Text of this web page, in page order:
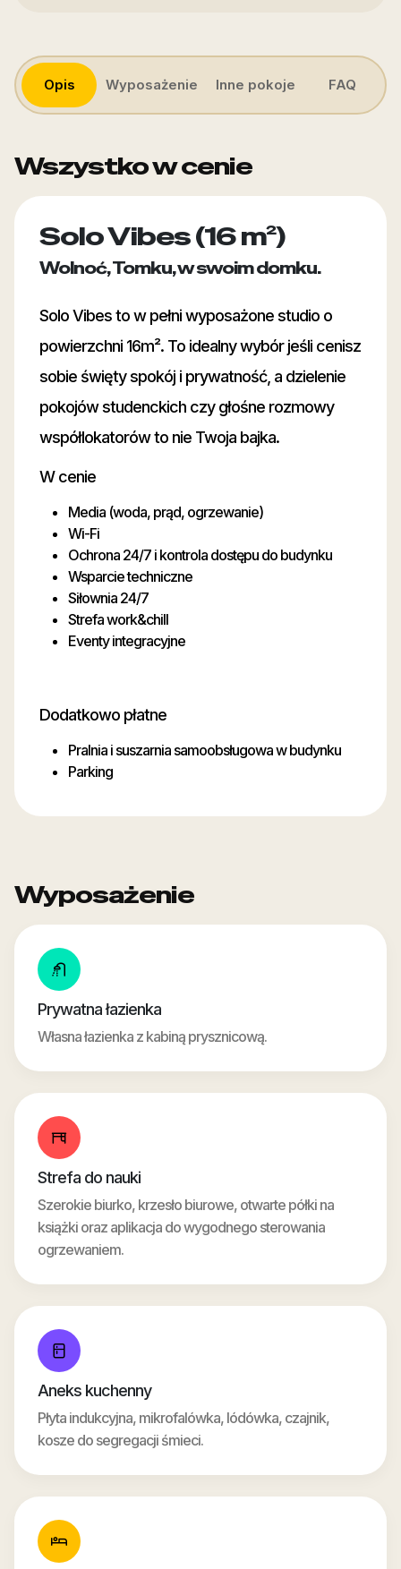
Opis Wyposażenie Inne pokoje FAQ
Wszystko w cenie
Solo Vibes (16 m²)
Wolnoć, Tomku, w swoim domku.
Solo Vibes to w pełni wyposażone studio o
powierzchni 16m². To idealny wybór jeśli cenisz
sobie święty spokój i prywatność, a dzielenie
pokojów studenckich czy głośne rozmowy
współlokatorów to nie Twoja bajka.
W cenie
Media (woda, prąd, ogrzewanie)
Wi-Fi
Ochrona 24/7 i kontrola dostępu do budynku
Wsparcie techniczne
Siłownia 24/7
Strefa work&chill
Eventy integracyjne
Dodatkowo płatne
Pralnia i suszarnia samoobsługowa w budynku
Parking
Wyposażenie
Prywatna łazienka
Własna łazienka z kabiną prysznicową.
Strefa do nauki
Szerokie biurko, krzesło biurowe, otwarte półki na
książki oraz aplikacja do wygodnego sterowania
ogrzewaniem.
Aneks kuchenny
Płyta indukcyjna, mikrofalówka, lódówka, czajnik,
kosze do segregacji śmieci.